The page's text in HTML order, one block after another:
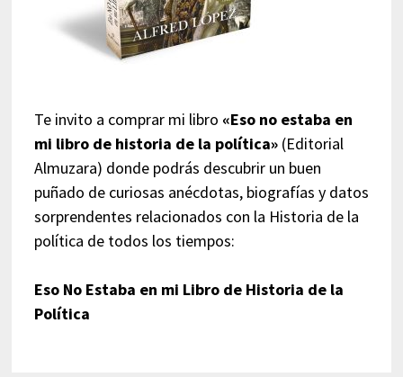
Te invito a comprar mi libro «Eso no estaba en
mi libro de historia de la política»(Editorial
Almuzara) donde podrás descubrir un buen
puñado de curiosas anécdotas, biografías y datos
sorprendentes relacionados con la Historia de la
política de todos los tiempos:
Eso No Estaba en mi Libro de Historia de la
Política